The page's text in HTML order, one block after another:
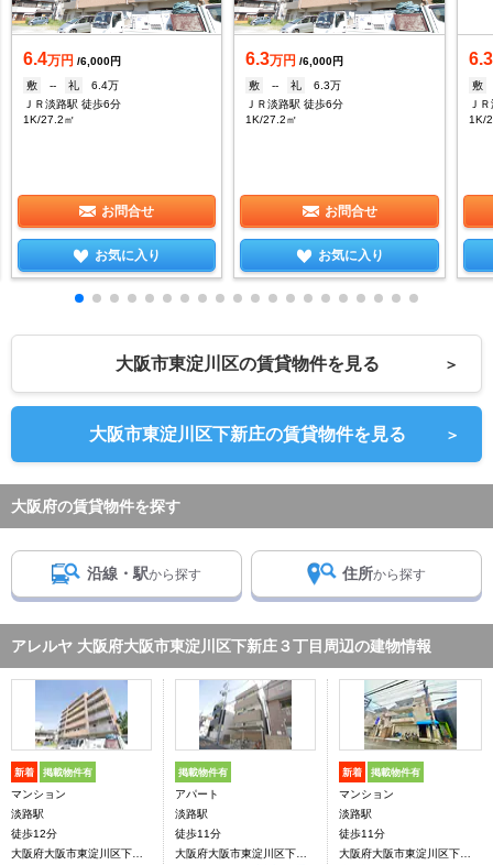
6.4万円 /6,000円
敷
-- 礼
6.4万
ＪＲ淡路駅 徒歩6分
1K/27.2㎡
お問合せ
お気に入り
6.3万円 /6,000円
敷
-- 礼
6.3万
ＪＲ淡路駅 徒歩6分
1K/27.2㎡
お問合せ
お気に入り
6.3
敷
Ｊ
1K/
大阪市東淀川区の賃貸物件を見る ＞
大阪市東淀川区下新庄の賃貸物件を見る ＞
大阪府の賃貸物件を探す
沿線・駅から探す 住所から探す
アレルヤ 大阪府大阪市東淀川区下新庄３丁目周辺の建物情報
新着 掲載物件有
マンション
淡路駅
徒歩12分
掲載物件有
アパート
淡路駅
徒歩11分
新着 掲載物件有
マンション
淡路駅
徒歩11分